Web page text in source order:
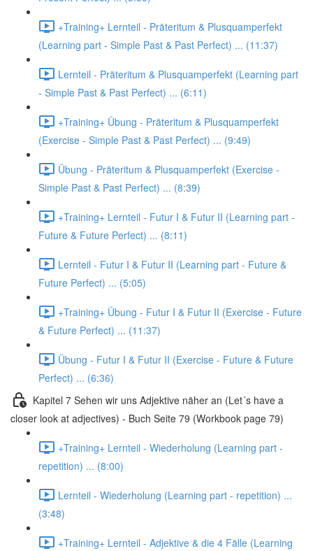
+Training+ Lernteil - Präteritum & Plusquamperfekt
(Learning part - Simple Past & Past Perfect) ... (11:37)
Lernteil - Präteritum & Plusquamperfekt (Learning part
- Simple Past & Past Perfect) ... (6:11)
+Training+ Übung - Präteritum & Plusquamperfekt
(Exercise - Simple Past & Past Perfect) ... (9:49)
Übung - Präteritum & Plusquamperfekt (Exercise -
Simple Past & Past Perfect) ... (8:39)
+Training+ Lernteil - Futur I & Futur II (Learning part -
Future & Future Perfect) ... (8:11)
Lernteil - Futur I & Futur II (Learning part - Future &
Future Perfect) ... (5:05)
+Training+ Übung - Futur I & Futur II (Exercise - Future
& Future Perfect) ... (11:37)
Übung - Futur I & Futur II (Exercise - Future & Future
Perfect) ... (6:36)
Kapitel 7 Sehen wir uns Adjektive näher an (Let´s have a
closer look at adjectives) - Buch Seite 79 (Workbook page 79)
+Training+ Lernteil - Wiederholung (Learning part -
repetition) ... (8:00)
Lernteil - Wiederholung (Learning part - repetition) ...
(3:48)
+Training+ Lernteil - Adjektive & die 4 Fälle (Learning